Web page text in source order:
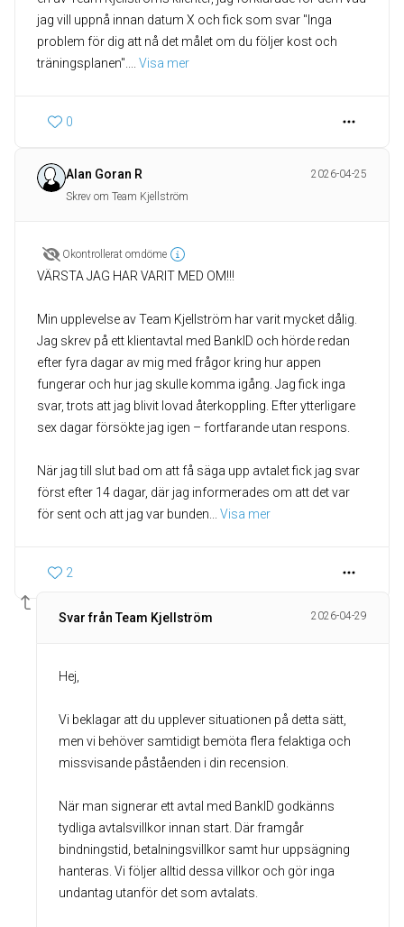
jag vill uppnå innan datum X och fick som svar "Inga
problem för dig att nå det målet om du följer kost och
träningsplanen".
Visa mer
0
Alan Goran R
2026-04-25
Skrev om Team Kjellström
Okontrollerat omdöme
VÄRSTA JAG HAR VARIT MED OM!!!
Min upplevelse av Team Kjellström har varit mycket dålig.
Jag skrev på ett klientavtal med BankID och hörde redan
efter fyra dagar av mig med frågor kring hur appen
fungerar och hur jag skulle komma igång. Jag fick inga
svar, trots att jag blivit lovad återkoppling. Efter ytterligare
sex dagar försökte jag igen – fortfarande utan respons.
När jag till slut bad om att få säga upp avtalet fick jag svar
först efter 14 dagar, där jag informerades om att det var
för sent och att jag var bunden
Visa mer
2
Svar från Team Kjellström 2026-04-29
Hej,
Vi beklagar att du upplever situationen på detta sätt,
men vi behöver samtidigt bemöta flera felaktiga och
missvisande påståenden i din recension.
När man signerar ett avtal med BankID godkänns
tydliga avtalsvillkor innan start. Där framgår
bindningstid, betalningsvillkor samt hur uppsägning
hanteras. Vi följer alltid dessa villkor och gör inga
undantag utanför det som avtalats.